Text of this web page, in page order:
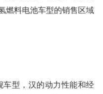
燃料电池车型的销售区域
型，汉的动力性能和经